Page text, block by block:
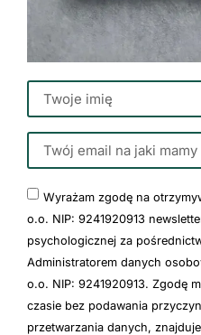
Wyrażam zgodę na
o.o. NIP: 9241920913
psychologicznej za
Administratorem danych
o.o. NIP: 9241920913. Zgodę
czasie bez podawania
przetwarzania danych,